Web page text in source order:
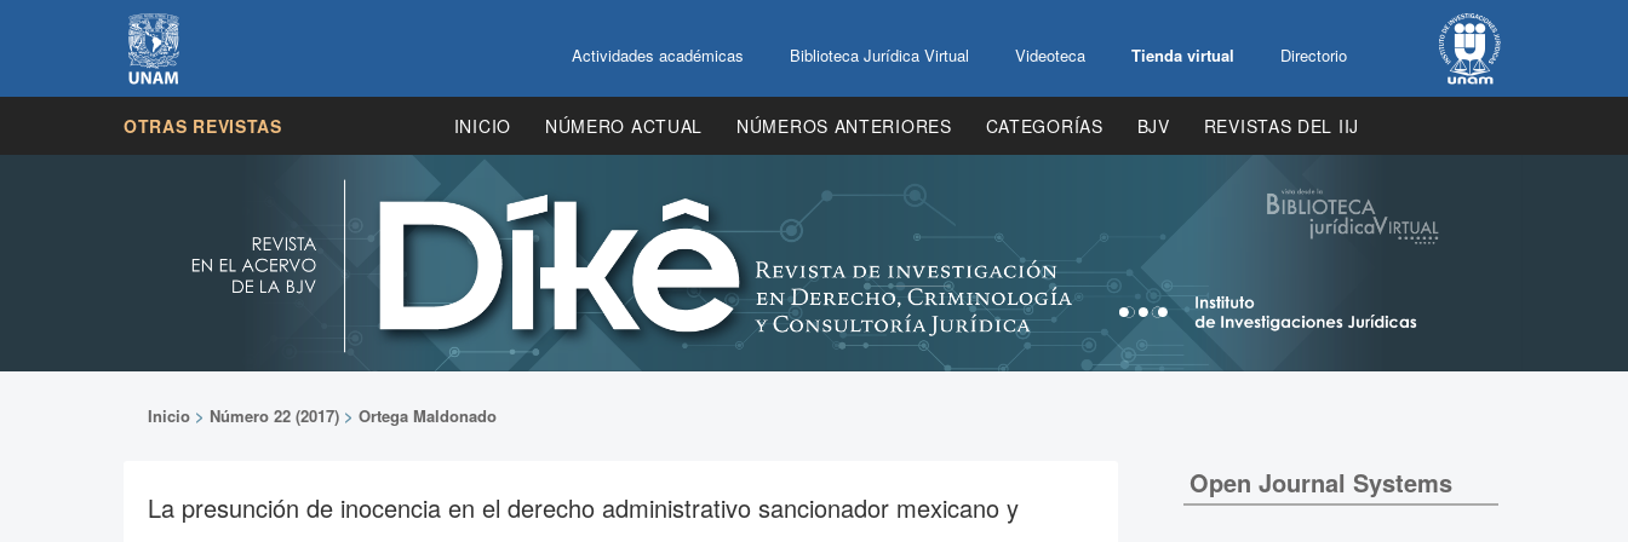
Actividades académicas Biblioteca Jurídica Virtual Videoteca Tienda virtual Directorio
OTRAS REVISTAS INICIO NÚMERO ACTUAL NÚMEROS ANTERIORES CATEGORÍAS BJV REVISTAS DEL IIJ
Inicio > Número 22 (2017) > Ortega Maldonado
La presunción de inocencia en el derecho administrativo sancionador mexicano y
Open Journal Systems